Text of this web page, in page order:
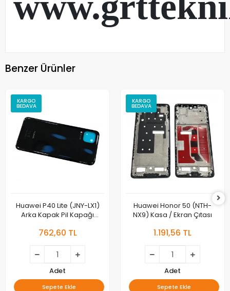
Benzer Ürünler
KARGO
BEDAVA
Huawei P40 Lite (JNY-LX1)
Arka Kapak Pil Kapağı
762,60 TL
Adet
Sepete Ekle
KARGO
BEDAVA
Huawei Honor 50 (NTH-
NX9) Kasa / Ekran Çıtası
1.191,56 TL
Adet
Sepete Ekle